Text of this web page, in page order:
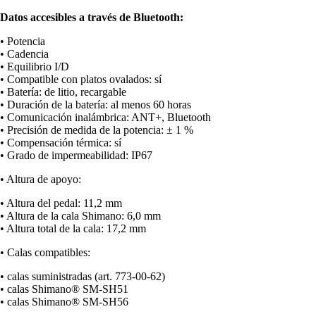
Datos accesibles a través de Bluetooth:
• Potencia
• Cadencia
• Equilibrio I/D
• Compatible con platos ovalados: sí
• Batería: de litio, recargable
• Duración de la batería: al menos 60 horas
• Comunicación inalámbrica: ANT+, Bluetooth
• Precisión de medida de la potencia: ± 1 %
• Compensación térmica: sí
• Grado de impermeabilidad: IP67
• Altura de apoyo:
• Altura del pedal: 11,2 mm
• Altura de la cala Shimano: 6,0 mm
• Altura total de la cala: 17,2 mm
• Calas compatibles:
• calas suministradas (art. 773-00-62)
• calas Shimano® SM-SH51
• calas Shimano® SM-SH56